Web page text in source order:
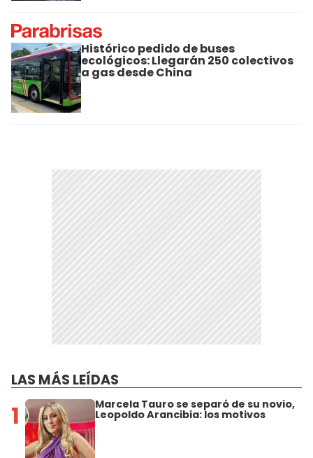
Histórico pedido de buses
ecológicos: Llegarán 250 colectivos
a gas desde China
LAS MÁS LEÍDAS
1 Marcela Tauro se separó de su novio,
Leopoldo Arancibia: los motivos